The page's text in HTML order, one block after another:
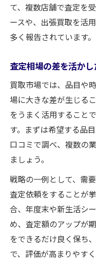
て、複数店舗で査定を
ースや、出張買取を活
多く報告されています。
査定相場の差を活か
買取市場では、品目や
場に大きな差が生じる
をうまく活用すること
す。まずは希望する品
口コミで調べ、複数の
ましょう。
戦略の一例として、需
査定依頼をすることが
合、年度末や新生活シ
め、査定額のアップが
をできるだけ良く保ち
で、評価が高まりやすく